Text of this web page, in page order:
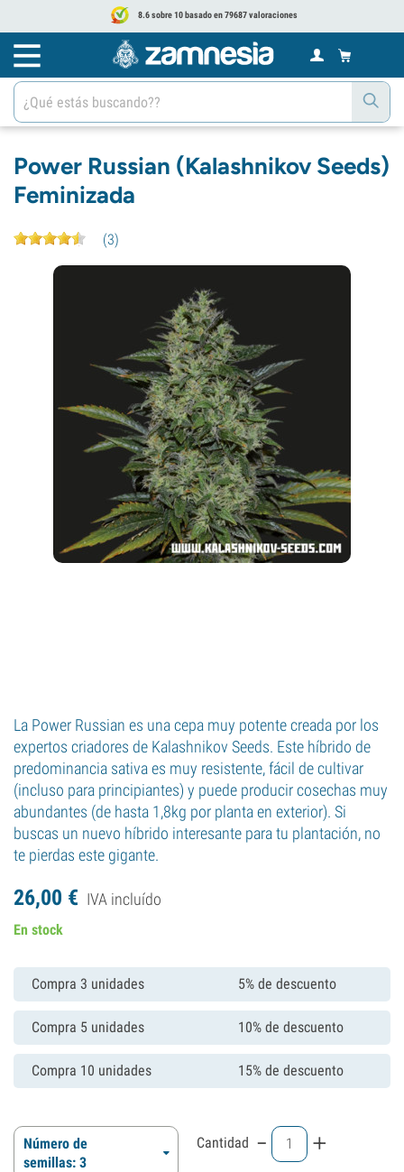
8.6 sobre 10 basado en 79687 valoraciones
Power Russian (Kalashnikov Seeds)
Feminizada
(3)
La Power Russian es una cepa muy potente creada por los
expertos criadores de Kalashnikov Seeds. Este híbrido de
predominancia sativa es muy resistente, fácil de cultivar
(incluso para principiantes) y puede producir cosechas muy
abundantes (de hasta 1,8kg por planta en exterior). Si
buscas un nuevo híbrido interesante para tu plantación, no
te pierdas este gigante.
26,00 € IVA incluído
En stock
Compra 3 unidades 5% de descuento
Compra 5 unidades 10% de descuento
Compra 10 unidades 15% de descuento
Número de
semillas: 3
Cantidad - +